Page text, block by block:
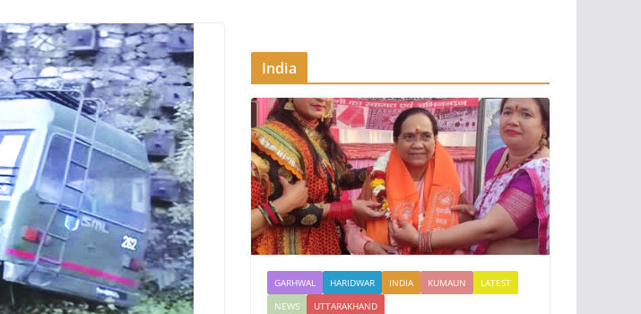
India
GARHWAL HARIDWAR INDIA KUMAUN
LATEST
NEWS
UTTARAKHAND